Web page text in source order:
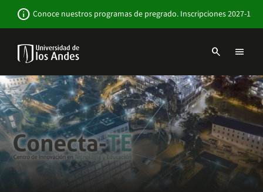
contenido
info Conoce nuestros programas de pregrado. Inscripciones 2027-1
Navbar
-
Sitio
Institucional
search menu